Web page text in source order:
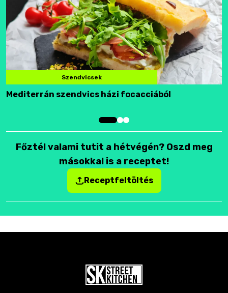
Szendvicsek
Mediterrán szendvics házi focacciából
Főztél valami tutit a hétvégén? Oszd meg
másokkal is a receptet!
Receptfeltöltés